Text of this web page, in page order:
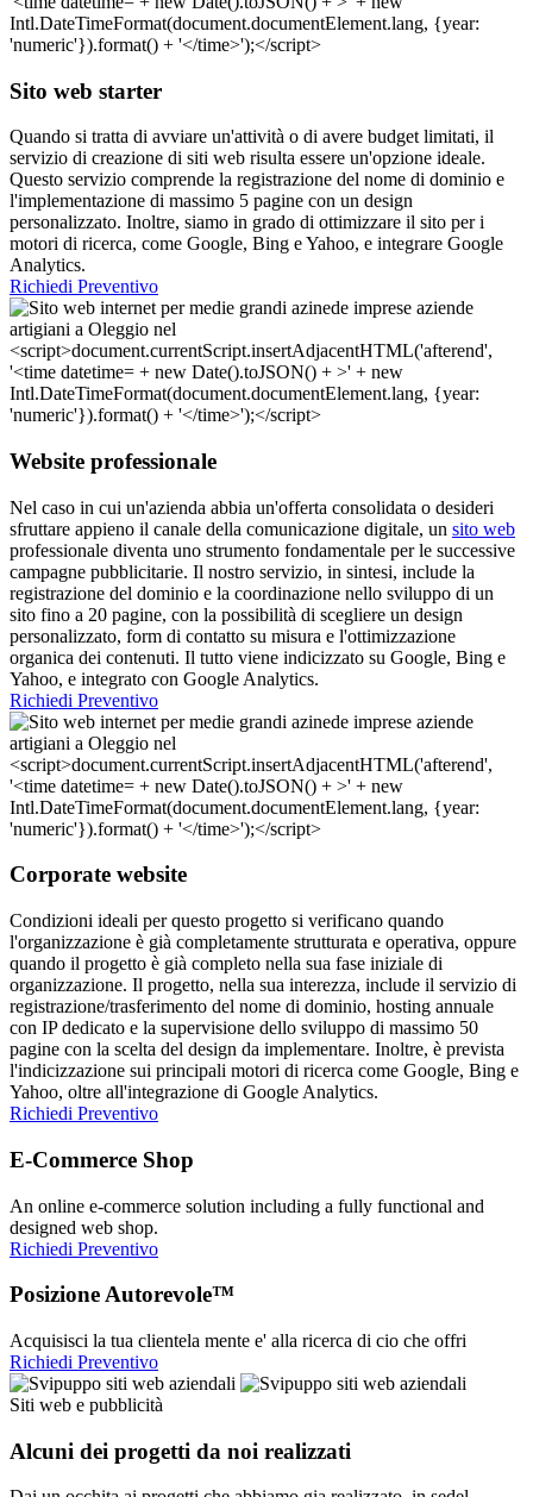
Sito web starter
Quando si tratta di avviare un'attività o di avere budget limitati, il
servizio di creazione di siti web risulta essere un'opzione ideale.
Questo servizio comprende la registrazione del nome di dominio e
l'implementazione di massimo 5 pagine con un design
personalizzato. Inoltre, siamo in grado di ottimizzare il sito per i
motori di ricerca, come Google, Bing e Yahoo, e integrare Google
Analytics.
Richiedi Preventivo
Website professionale
Nel caso in cui un'azienda abbia un'offerta consolidata o desideri
sfruttare appieno il canale della comunicazione digitale, un sito web
professionale diventa uno strumento fondamentale per le successive
campagne pubblicitarie. Il nostro servizio, in sintesi, include la
registrazione del dominio e la coordinazione nello sviluppo di un
sito fino a 20 pagine, con la possibilità di scegliere un design
personalizzato, form di contatto su misura e l'ottimizzazione
organica dei contenuti. Il tutto viene indicizzato su Google, Bing e
Yahoo, e integrato con Google Analytics.
Richiedi Preventivo
Corporate website
Condizioni ideali per questo progetto si verificano quando
l'organizzazione è già completamente strutturata e operativa, oppure
quando il progetto è già completo nella sua fase iniziale di
organizzazione. Il progetto, nella sua interezza, include il servizio di
registrazione/trasferimento del nome di dominio, hosting annuale
con IP dedicato e la supervisione dello sviluppo di massimo 50
pagine con la scelta del design da implementare. Inoltre, è prevista
l'indicizzazione sui principali motori di ricerca come Google, Bing e
Yahoo, oltre all'integrazione di Google Analytics.
Richiedi Preventivo
E-Commerce Shop
An online e-commerce solution including a fully functional and
designed web shop.
Richiedi Preventivo
Posizione Autorevole™
Acquisisci la tua clientela mente e' alla ricerca di cio che offri
Richiedi Preventivo
Siti web e pubblicità
Alcuni dei progetti da noi realizzati